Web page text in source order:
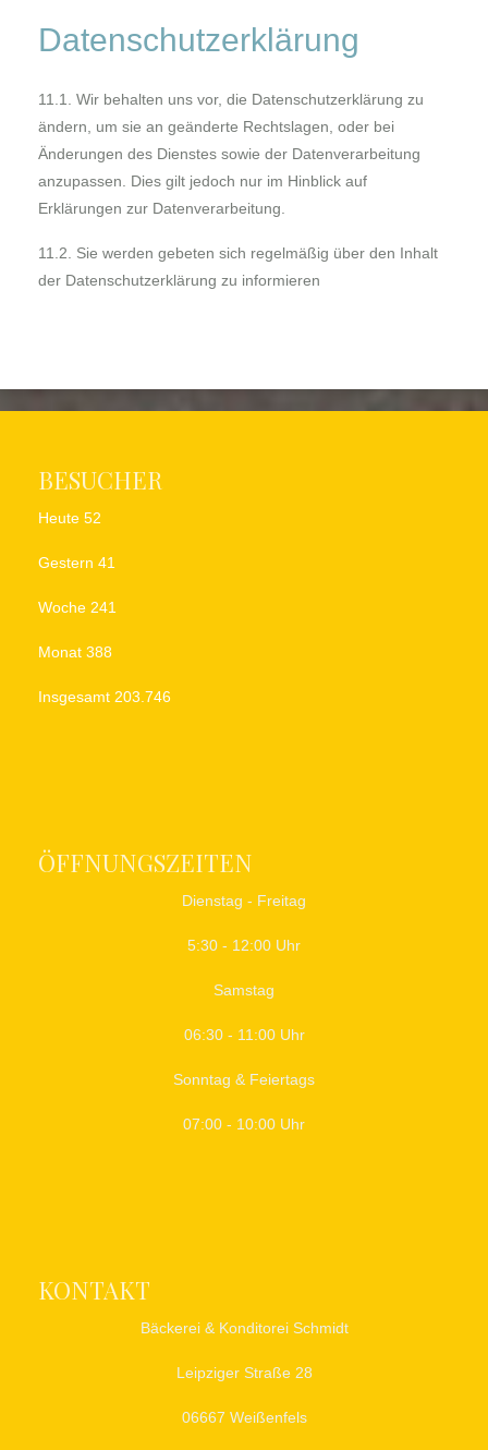
Datenschutzerklärung
11.1. Wir behalten uns vor, die Datenschutzerklärung zu
ändern, um sie an geänderte Rechtslagen, oder bei
Änderungen des Dienstes sowie der Datenverarbeitung
anzupassen. Dies gilt jedoch nur im Hinblick auf
Erklärungen zur Datenverarbeitung.
11.2. Sie werden gebeten sich regelmäßig über den Inhalt
der Datenschutzerklärung zu informieren
BESUCHER
Heute 52
Gestern 41
Woche 241
Monat 388
Insgesamt 203.746
ÖFFNUNGSZEITEN
Dienstag - Freitag
5:30 - 12:00 Uhr
Samstag
06:30 - 11:00 Uhr
Sonntag & Feiertags
07:00 - 10:00 Uhr
KONTAKT
Bäckerei & Konditorei Schmidt
Leipziger Straße 28
06667 Weißenfels